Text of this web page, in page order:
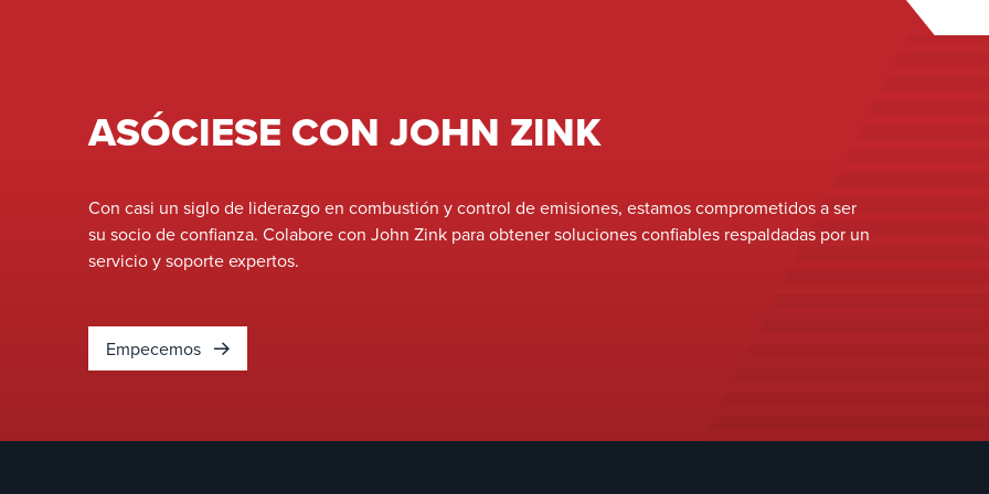
combustión, como la reducción catalítica
selectiva (SCR).
regulaciones. La conversión preservó las
capacidades existentes de combustión de
sustanciales para la AEE.
ASÓCIESE CON JOHN ZINK
Con casi un siglo de liderazgo en combustión y control de emisiones, estamos comprometidos a ser
su socio de confianza. Colabore con John Zink para obtener soluciones confiables respaldadas por un
servicio y soporte expertos.
Empecemos